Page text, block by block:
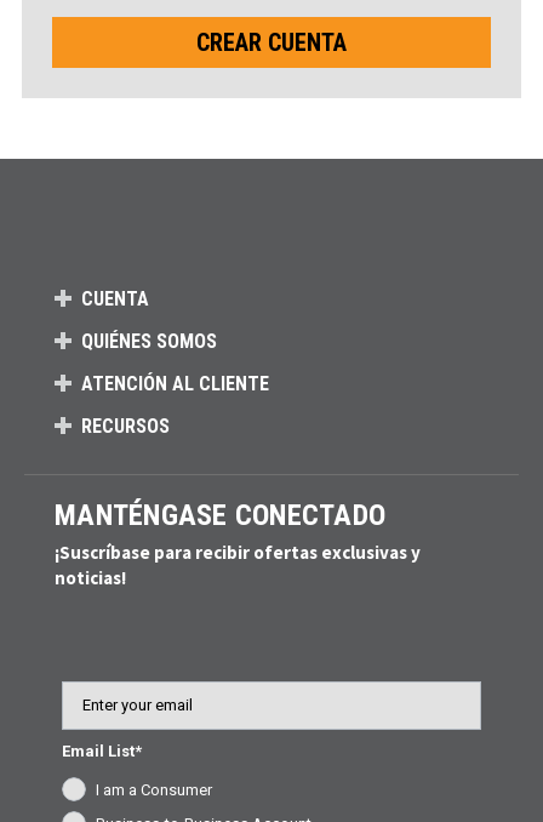
CREAR CUENTA
CUENTA
QUIÉNES SOMOS
ATENCIÓN AL CLIENTE
RECURSOS
MANTÉNGASE CONECTADO
¡Suscríbase para recibir ofertas exclusivas y
noticias!
Email List*
I am a Consumer